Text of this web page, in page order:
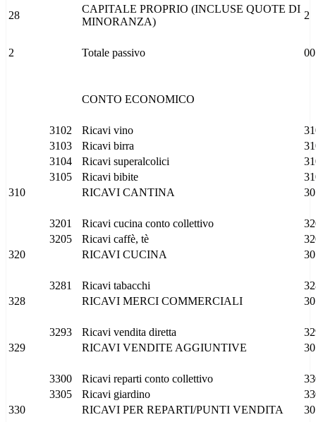
28
CAPITALE PROPRIO (INCLUSE QUOTE DI
MINORANZA)
2
2 Totale passivo 00
CONTO ECONOMICO
3102 Ricavi vino
3103
Ricavi birra
3104
Ricavi superalcolici
3105
Ricavi bibite
310
RICAVI CANTINA 30
3201 Ricavi cucina conto collettivo
3205
Ricavi caffè, tè
320
RICAVI CUCINA 30
3281 Ricavi tabacchi
328
RICAVI MERCI COMMERCIALI 30
3293 Ricavi vendita diretta
329
RICAVI VENDITE AGGIUNTIVE 30
3300 Ricavi reparti conto collettivo
3305
Ricavi giardino
330
RICAVI PER REPARTI/PUNTI VENDITA 30